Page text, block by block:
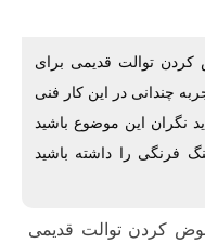
توالت قدیمی برای
چندانی در این کار فنی
نگران این موضوع باشید
فرنگی را داشته باشید
کردن توالت قدیمی